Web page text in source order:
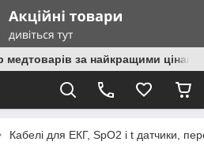
за найкращими цінами
Кабелі для ЕКГ, SpO2 і t датчики,